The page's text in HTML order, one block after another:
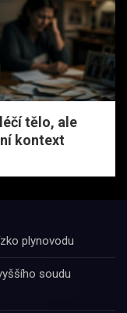
tělo, ale
kontext
plynovodu
soudu